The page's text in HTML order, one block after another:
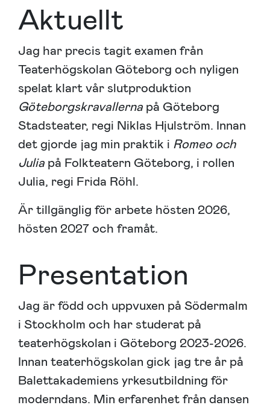
Aktuellt
Jag har precis tagit examen från
Teaterhögskolan Göteborg och nyligen
spelat klart vår slutproduktion
Göteborgskravallerna på Göteborg
Stadsteater, regi Niklas Hjulström. Innan
det gjorde jag min praktik i Romeo och
Julia på Folkteatern Göteborg, i rollen
Julia, regi Frida Röhl.
Är tillgänglig för arbete hösten 2026,
hösten 2027 och framåt.
Presentation
Jag är född och uppvuxen på Södermalm
i Stockholm och har studerat på
teaterhögskolan i Göteborg 2023-2026.
Innan teaterhögskolan gick jag tre år på
Balettakademiens yrkesutbildning för
moderndans. Min erfarenhet från dansen